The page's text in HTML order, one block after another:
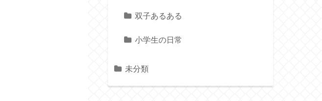
双子あるある
小学生の日常
未分類